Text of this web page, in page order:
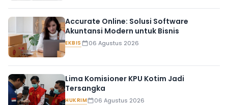
Accurate Online: Solusi Software
Akuntansi Modern untuk Bisnis
EKBIS 06 Agustus 2026
Lima Komisioner KPU Kotim Jadi
Tersangka
HUKRIM 06 Agustus 2026